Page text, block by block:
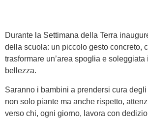
Durante la Settimana della Terra
della scuola: un piccolo gesto concreto,
trasformare un’area spoglia e
bellezza.
Saranno i bambini a prendersi cura
non solo piante ma anche rispetto,
verso chi, ogni giorno, lavora con